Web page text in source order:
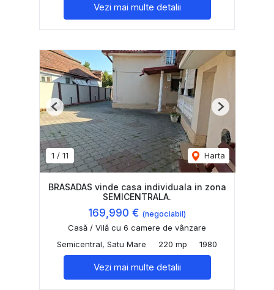
Vezi mai multe detalii
1 / 11 Harta
Previous Next
BRASADAS vinde casa individuala in zona
SEMICENTRALA.
169,990 € (negociabil)
Casă / Vilă cu 6 camere de vânzare
Semicentral, Satu Mare
220 mp 1980
Vezi mai multe detalii